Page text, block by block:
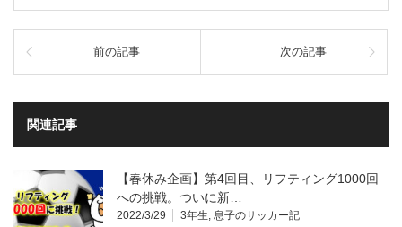
前の記事 次の記事
関連記事
【春休み企画】第4回目、リフティング1000回
への挑戦。ついに新…
2022/3/29 3年生 息子のサッカー記